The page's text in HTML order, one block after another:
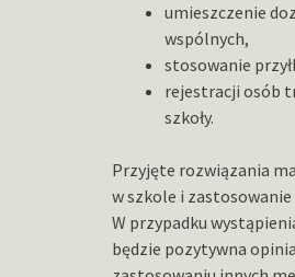
umieszczenie
wspólnych,
stosowanie
rejestracji osób
szkoły.
Przyjęte rozwiązania
w szkole i
W przypadku
będzie pozytywna